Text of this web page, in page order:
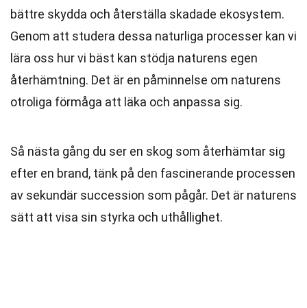
bättre skydda och återställa skadade ekosystem.
Genom att studera dessa naturliga processer kan vi
lära oss hur vi bäst kan stödja naturens egen
återhämtning. Det är en påminnelse om naturens
otroliga förmåga att läka och anpassa sig.
Så nästa gång du ser en skog som återhämtar sig
efter en brand, tänk på den fascinerande processen
av sekundär succession som pågår. Det är naturens
sätt att visa sin styrka och uthållighet.